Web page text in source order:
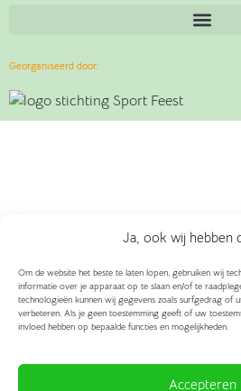
Ja, ook wij hebben
Om de website het beste te laten lopen, gebruiken wij
informatie over je apparaat op te slaan en/of te
technologieën kunnen wij gegevens zoals surfgedrag of
verbeteren. Als je geen toestemming geeft of uw
invloed hebben op bepaalde functies en mogelijkheden.
Accepteren
Georganiseerd door: